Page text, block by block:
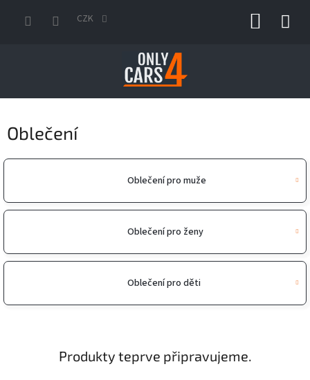
CZK
Oblečení
Oblečení pro muže
Oblečení pro ženy
Oblečení pro děti
Produkty teprve připravujeme.